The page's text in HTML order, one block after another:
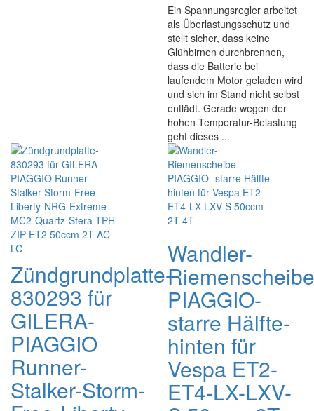
Ein Spannungsregler arbeitet
als Überlastungsschutz und
stellt sicher, dass keine
Glühbirnen durchbrennen,
dass die Batterie bei
laufendem Motor geladen wird
und sich im Stand nicht selbst
entlädt. Gerade wegen der
hohen Temperatur-Belastung
geht dieses ...
Zündgrundplatte-
830293 für
GILERA-
PIAGGIO
Runner-
Stalker-Storm-
Wandler-
Riemenscheibe
PIAGGIO-
starre Hälfte-
hinten für
Vespa ET2-
ET4-LX-LXV-